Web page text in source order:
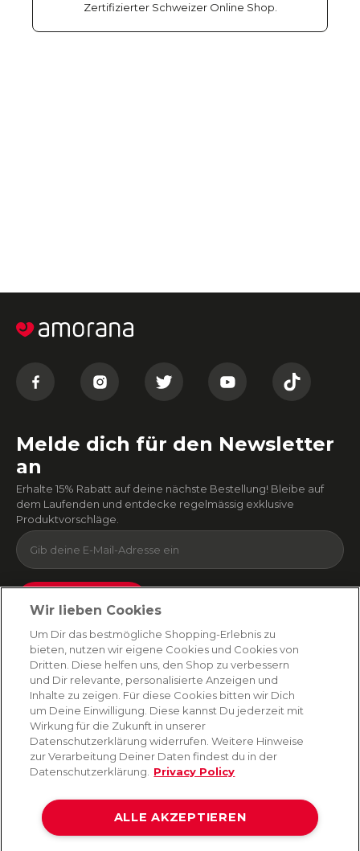
Zertifizierter Schweizer Online Shop.
Melde dich für den Newsletter
an
Erhalte 15% Rabatt auf deine nächste Bestellung! Bleibe auf
dem Laufenden und entdecke regelmässig exklusive
Produktvorschläge.
Absenden
Du kannst dich jederzeit von unserem Newsletter abmelden. Indem du fortfährst, stimmst
du unseren E-Mail-Bedingungenund Datenschutzbestimmungen zu
AMORANA
MARKEN
SERVICE
Wir lieben Cookies
Um Dir das bestmögliche Shopping-Erlebnis zu
bieten, nutzen wir eigene Cookies und Cookies von
Dritten. Diese helfen uns, den Shop zu verbessern
und Dir relevante, personalisierte Anzeigen und
Inhalte zu zeigen. Für diese Cookies bitten wir Dich
um Deine Einwilligung. Diese kannst Du jederzeit mit
Wirkung für die Zukunft in unserer
Datenschutzerklärung widerrufen. Weitere Hinweise
zur Verarbeitung Deiner Daten findest du in der
Datenschutzerklärung.
Privacy Policy
ALLE AKZEPTIEREN